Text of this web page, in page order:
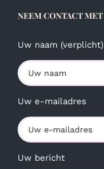
NEEM CONTACT MET
Uw naam (verplicht)
Uw e-mailadres
Uw bericht